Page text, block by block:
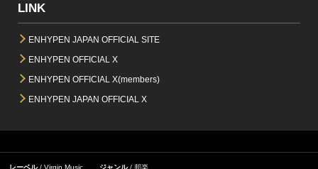
LINK
ENHYPEN JAPAN OFFICIAL SITE
ENHYPEN OFFICIAL X
ENHYPEN OFFICIAL X(members)
ENHYPEN JAPAN OFFICIAL X
レーベル Virgin Music ジャンル 邦楽